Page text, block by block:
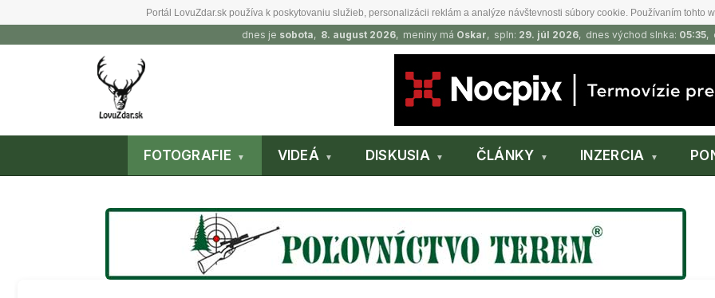
Portál LovuZdar.sk používa k poskytovaniu služieb, personalizácii reklám a analýze návštevnosti súbory cookie. Používaním tohto
dnes je sobota, 8. august 2026, meniny má Oskar, spln: 29. júl 2026, dnes východ slnka: 05:35,
FOTOGRAFIE VIDEÁ DISKUSIA ČLÁNKY INZERCIA